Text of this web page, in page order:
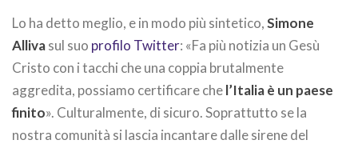
Lo ha detto meglio, e in modo più sintetico,Simone
Allivasul suo profilo Twitter: «Fa più notizia un Gesù
Cristo con i tacchi che una coppia brutalmente
aggredita, possiamo certificare chel’Italia è un paese
finito». Culturalmente, di sicuro. Soprattutto se la
nostra comunità si lascia incantare dalle sirene del